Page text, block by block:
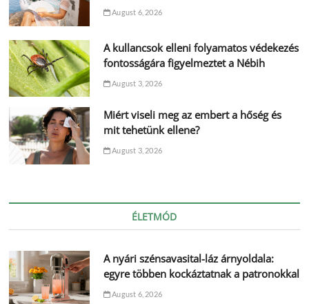
August 6, 2026
A kullancsok elleni folyamatos védekezés
fontosságára figyelmeztet a Nébih
August 3, 2026
Miért viseli meg az embert a hőség és
mit tehetünk ellene?
August 3, 2026
ÉLETMÓD
A nyári szénsavasital-láz árnyoldala:
egyre többen kockáztatnak a patronokkal
August 6, 2026